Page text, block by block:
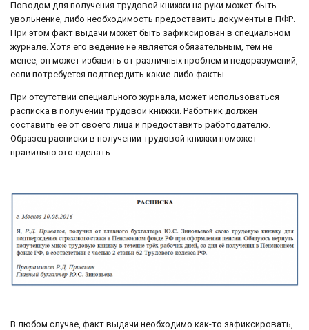
Поводом для получения трудовой книжки на руки может быть
увольнение, либо необходимость предоставить документы в ПФР.
При этом факт выдачи может быть зафиксирован в специальном
журнале. Хотя его ведение не является обязательным, тем не
менее, он может избавить от различных проблем и недоразумений,
если потребуется подтвердить какие-либо факты.
При отсутствии специального журнала, может использоваться
расписка в получении трудовой книжки. Работник должен
составить ее от своего лица и предоставить работодателю.
Образец расписки в получении трудовой книжки поможет
правильно это сделать.
В любом случае, факт выдачи необходимо как-то зафиксировать,